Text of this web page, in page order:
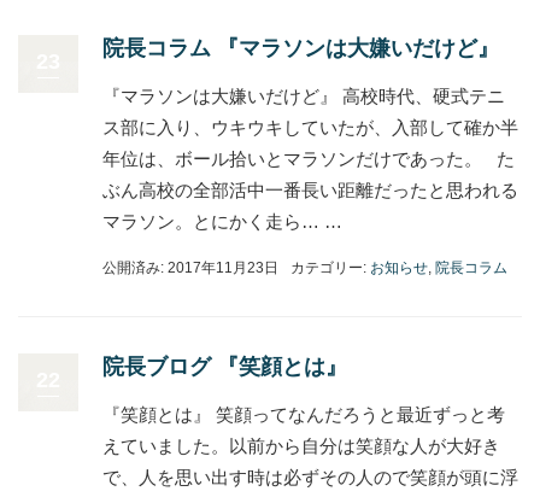
院長コラム 『マラソンは大嫌いだけど』
『マラソンは大嫌いだけど』 高校時代、硬式テニ
ス部に入り、ウキウキしていたが、入部して確か半
年位は、ボール拾いとマラソンだけであった。 た
ぶん高校の全部活中一番長い距離だったと思われる
マラソン。とにかく走ら… …
公開済み: 2017年11月23日 カテゴリー: お知らせ, 院長コラム
院長ブログ 『笑顔とは』
『笑顔とは』 笑顔ってなんだろうと最近ずっと考
えていました。以前から自分は笑顔な人が大好き
で、人を思い出す時は必ずその人ので笑顔が頭に浮